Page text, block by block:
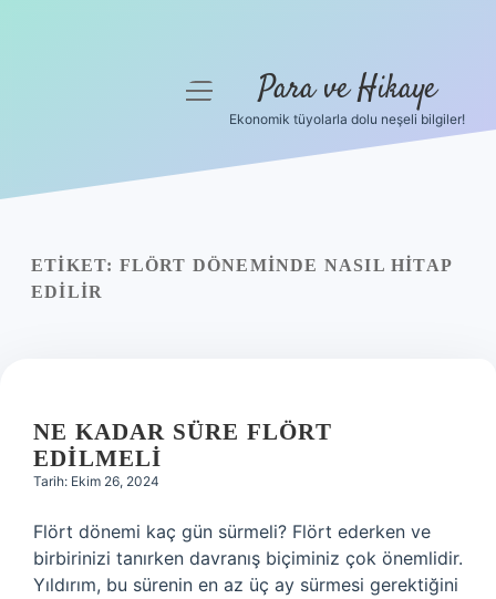
Yasal Uyarı
menüyü
Para ve Hikaye
Ekonomik tüyolarla dolu neşeli bilgiler!
ETIKET: FLÖRT DÖNEMINDE NASIL HITAP
EDILIR
NE KADAR SÜRE FLÖRT
EDILMELI
Tarih: Ekim 26, 2024
Flört dönemi kaç gün sürmeli? Flört ederken ve
birbirinizi tanırken davranış biçiminiz çok önemlidir.
Yıldırım, bu sürenin en az üç ay sürmesi gerektiğini